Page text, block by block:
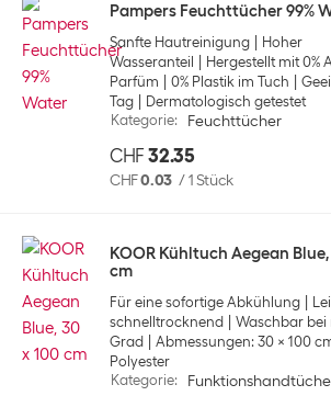
Pampers Feuchttücher 99%
Sanfte Hautreinigung
Hoher
Wasseranteil
Hergestellt mit 0%
Parfüm
0% Plastik im Tuch
Tag
Dermatologisch getestet
Kategorie: Feuchttücher
CHF 32.35
CHF0.03 /1 Stück
KOOR Kühltuch Aegean Blue,
cm
Für eine sofortige Abkühlung
schnelltrocknend
Waschbar bei
Grad
Abmessungen: 30 x 100
Polyester
Kategorie: